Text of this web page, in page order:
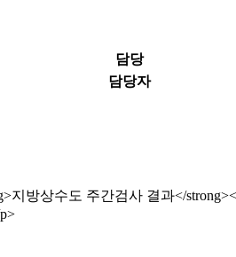
담당
담당자
지방상수도 주간검사 결과</